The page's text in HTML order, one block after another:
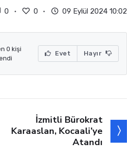
0 0 09 Eylül 2024 10:02
0 kişi
Evet Hayır
İzmitli Bürokrat
Karaaslan, Kocaali’ye
Atandı